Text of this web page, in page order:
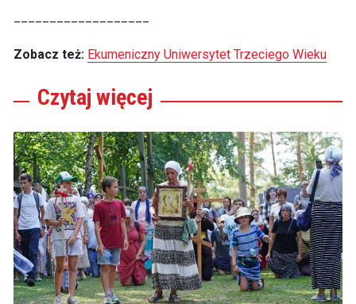
Zobacz też: Ekumeniczny Uniwersytet Trzeciego Wieku
Czytaj więcej